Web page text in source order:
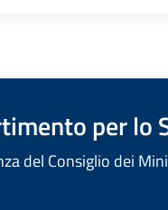
per lo
del Consiglio dei